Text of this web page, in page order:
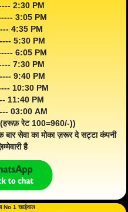
2:30 PM
3:05 PM
4:35 PM
5:30 PM
6:05 PM
7:30 PM
9:40 PM
10:30 PM
11:40 PM
03:00 AM
रेट 100=960/-))
सेवा का मोका ज़रूर दे सट्टा कंपनी
है
No 1 खाईवाल